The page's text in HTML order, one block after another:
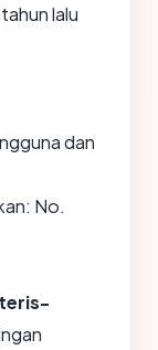
lalu
dan
No.